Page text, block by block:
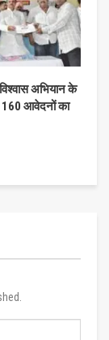
अभियान के
160 आवेदनों का